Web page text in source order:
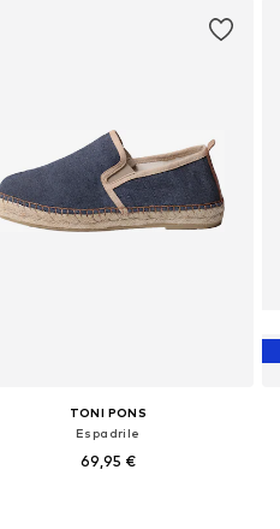
TONI PONS
Espadrile
69,95 €